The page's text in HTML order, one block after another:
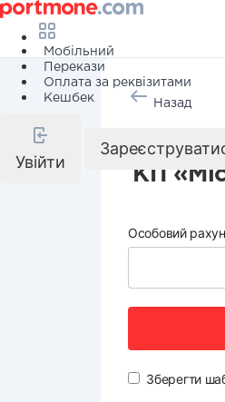
Мобільний
Перекази
Оплата за реквізитами
Кешбек
Увійти
Назад
Комунальні
КП
Особовий
Зберегти